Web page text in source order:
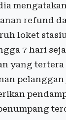
refund
loket
7 hari
yang tertera